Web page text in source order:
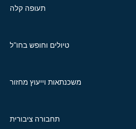
תעופה קלה
טיולים וחופש בחו"ל
משכנתאות וייעוץ מחזור
תחבורה ציבורית